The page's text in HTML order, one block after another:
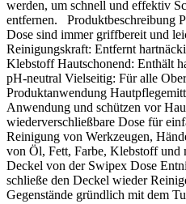
werden, um schnell und effektiv
entfernen. Produktbeschreibung
Dose sind immer griffbereit und
Reinigungskraft: Entfernt
Klebstoff Hautschonend: Enthält
pH-neutral Vielseitig: Für alle
Produktanwendung
Anwendung und schützen vor
wiederverschließbare Dose für
Reinigung von Werkzeugen,
von Öl, Fett, Farbe, Klebstoff und
Deckel von der Swipex Dose
schließe den Deckel wieder
Gegenstände gründlich mit dem